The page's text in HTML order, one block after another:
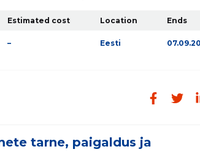
Estimated cost
–
Location
Eesti
Ends
tarne, paigaldus ja